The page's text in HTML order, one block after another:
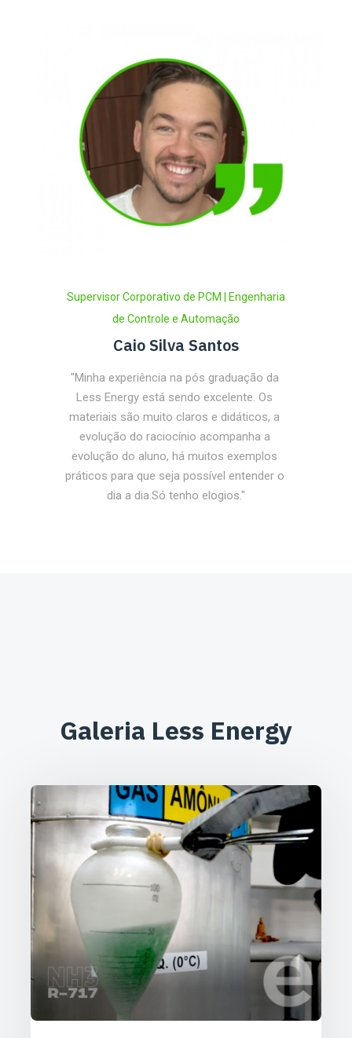
Supervisor Corporativo de PCM | Engenharia
de Controle e Automação
Caio Silva Santos
"Minha experiência na pós graduação da
Less Energy está sendo excelente. Os
materiais são muito claros e didáticos, a
evolução do raciocínio acompanha a
evolução do aluno, há muitos exemplos
práticos para que seja possível entender o
dia a dia.Só tenho elogios."
Galeria Less Energy